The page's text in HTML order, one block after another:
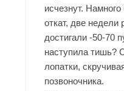
исчезнут.
откат, две недели
достигали -50-70
наступила тишь?
лопатки,
позвоночника.